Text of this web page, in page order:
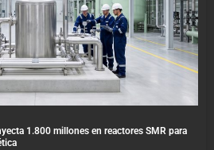
1.800 millones en reactores SMR para